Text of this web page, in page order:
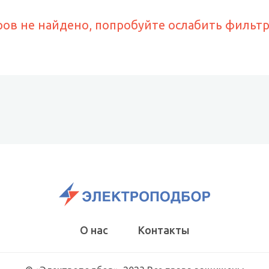
не найдено, попробуйте ослабить
О нас Контакты